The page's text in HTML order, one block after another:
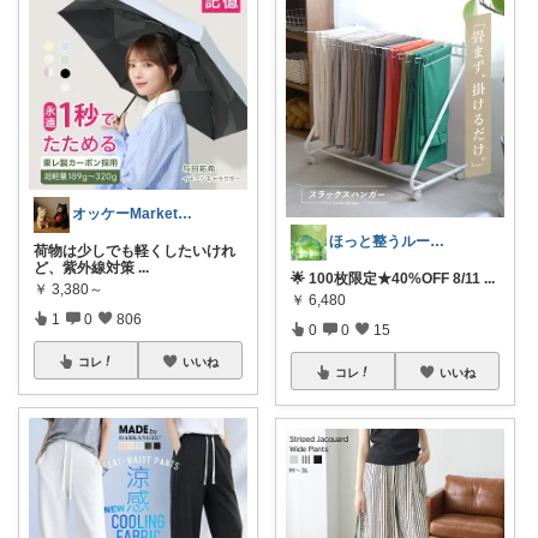
オッケーMarket🎀🛒
荷物は少しでも軽くしたいけれ
ど、紫外線対策 ...
￥ 3,380～
1 0 806
コレ いいね
ほっと整うルーム🌿
🌟 100枚限定★40%OFF 8/11 ...
￥ 6,480
0 0 15
コレ いいね